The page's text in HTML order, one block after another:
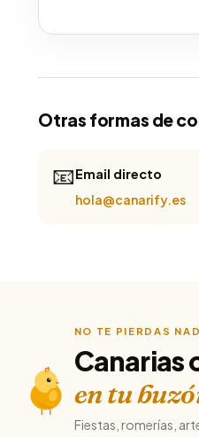
Otras formas de
📧Email directo
hola@canarify.es
NO TE PIERDAS
Canarias
en tu
Fiestas, romerías,